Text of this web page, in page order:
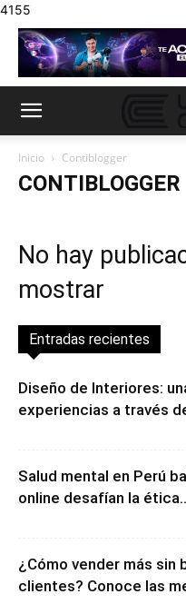
4155
Inicio Contiblogger
CONTIBLOGGER
No hay
mostrar
Entradas recientes
Diseño de Interiores:
experiencias a través
Salud mental en Perú
online desafían la
¿Cómo vender más sin
clientes? Conoce las